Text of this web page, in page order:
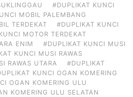
#DUPLIKAT KUNCI
MOBIL PALEMBANG
TERDEKAT
#DUPLIKAT KUNCI
MOTOR TERDEKAT
ENIM
#DUPLIKAT KUNCI MUSI
KUNCI MUSI RAWAS
RAWAS UTARA
#DUPLIKAT
KUNCI OGAN KOMERING
OGAN KOMERING ULU
KOMERING ULU SELATAN